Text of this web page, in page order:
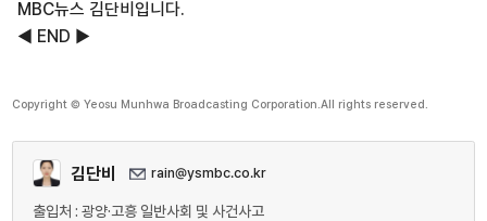
MBC뉴스 김단비입니다.
◀ END ▶
Copyright © Yeosu Munhwa Broadcasting Corporation.All rights reserved.
김단비 rain@ysmbc.co.kr
출입처 : 광양·고흥 일반사회 및 사건사고